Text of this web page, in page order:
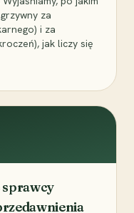
za
i za
jak liczy się
sprawcy